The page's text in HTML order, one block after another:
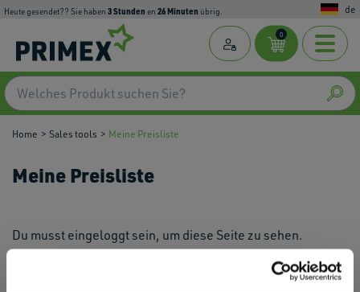
Heute gesendet?? Sie haben 3Stunden en 26Minuten übrig. de
0
Home Sales tools Meine Preisliste
Meine Preisliste
Du musst eingeloggt sein, um diese Seite zu sehen.